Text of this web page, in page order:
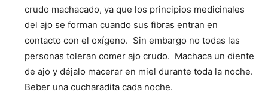
crudo machacado, ya que los principios medicinales
del ajo se forman cuando sus fibras entran en
contacto con el oxígeno. Sin embargo no todas las
personas toleran comer ajo crudo. Machaca un diente
de ajo y déjalo macerar en miel durante toda la noche.
Beber una cucharadita cada noche.